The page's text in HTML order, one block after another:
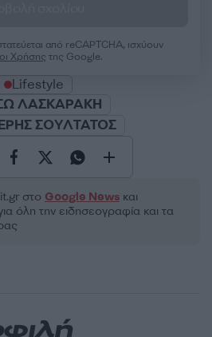
από reCAPTCHA, ισχύουν
Χρήσης της Google.
Lifestyle
ΛΑΣΚΑΡΑΚΗ
ΣΟΥΛΤΑΤΟΣ
στο Google News και
όλη την ειδησεογραφία και τα